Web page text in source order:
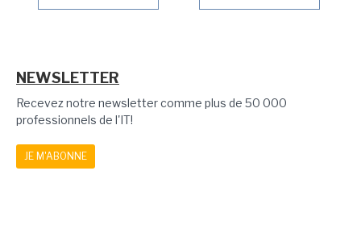
NEWSLETTER
Recevez notre newsletter comme plus de 50 000
professionnels de l'IT!
JE M'ABONNE